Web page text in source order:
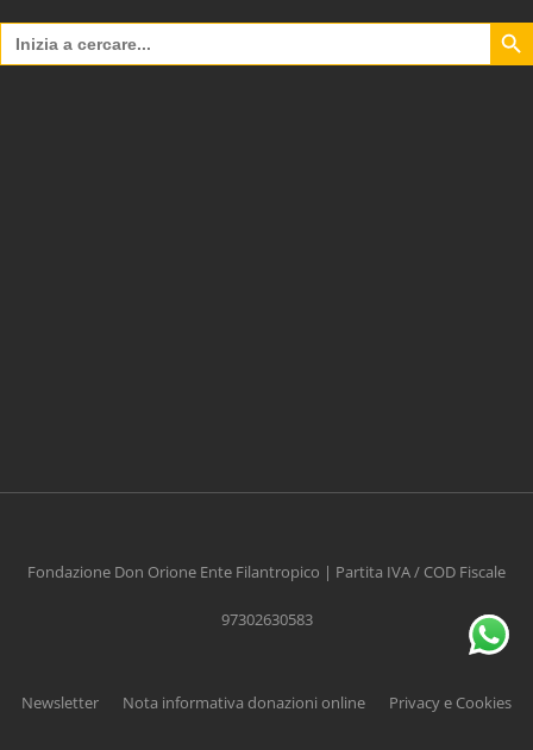
Search
for:
Search
Fondazione Don Orione Ente Filantropico | Partita IVA / COD Fiscale
97302630583
Newsletter Nota informativa donazioni online Privacy e Cookies